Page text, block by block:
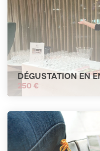
DÉGUSTATION EN
250 €